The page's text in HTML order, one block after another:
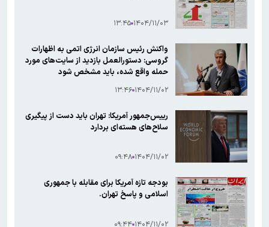
۱۴۰۴/۱۱/۰۳ ۱۳:۴۵
واکنش رئیس سازمان انرژی اتمی به اظهارات
گروسی: دستورالعمل بازدید از سایت‌های مورد
حمله واقع شده، باید مشخص شود
۱۴۰۴/۱۱/۰۲ ۱۳:۴۶
رییس‌جمهور آمریکا: تهران باید دست از پیگیری
سلاح‌های هسته‌ای بردارد
۱۴۰۴/۱۱/۰۲ ۰۹:۴۸
بودجه تازه آمریکا برای مقابله با جمهوری
اسلامی و پاسخ تهران.
۱۴۰۴/۱۱/۰۲ ۰۹:۴۴